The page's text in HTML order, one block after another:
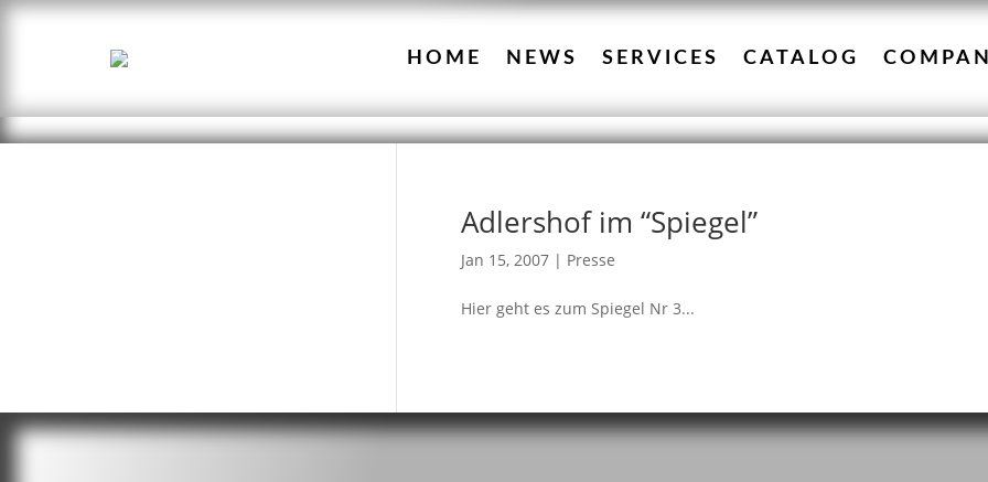
HOME NEWS SERVICES CATALOG
Adlershof im “Spiegel”
Jan 15, 2007| Presse
Hier geht es zum Spiegel Nr 3...